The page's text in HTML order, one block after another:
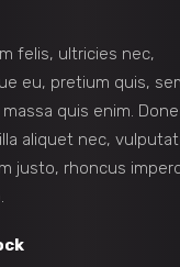
felis, ultricies nec,
eu, pretium quis,
quis enim.
aliquet nec,
justo, rhoncus